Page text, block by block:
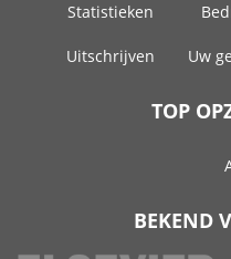
Statistieken
Uitschrijven Uw
TOP
BEKEND